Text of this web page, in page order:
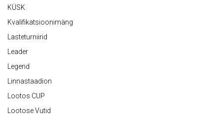
KÜSK
Kvalifikatsioonimäng
Lasteturniirid
Leader
Legend
Linnastaadion
Lootos CUP
Lootose Vutid